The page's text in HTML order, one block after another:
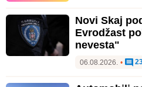
Novi Skaj
Evrodžast
nevesta"
06.08.2026. •